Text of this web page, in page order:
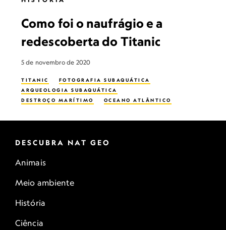
Como foi o naufrágio e a
redescoberta do Titanic
5 de novembro de 2020
TITANIC
FOTOGRAFIA SUBAQUÁTICA
ARQUEOLOGIA SUBAQUÁTICA
DESTROÇO MARÍTIMO
OCEANO ATLÂNTICO
DESCUBRA NAT GEO
Animais
Meio ambiente
História
Ciência